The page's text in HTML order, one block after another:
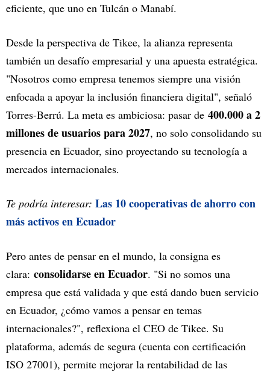
eficiente, que uno en Tulcán o Manabí.
Desde la perspectiva de Tikee, la alianza representa
también un desafío empresarial y una apuesta estratégica.
"Nosotros como empresa tenemos siempre una visión
enfocada a apoyar la inclusión financiera digital", señaló
Torres-Berrú. La meta es ambiciosa: pasar de 400.000 a 2
millones de usuarios para 2027, no solo consolidando su
presencia en Ecuador, sino proyectando su tecnología a
mercados internacionales.
Te podría interesar: Las 10 cooperativas de ahorro con
más activos en Ecuador
Pero antes de pensar en el mundo, la consigna es
clara: consolidarse en Ecuador. "Si no somos una
empresa que está validada y que está dando buen servicio
en Ecuador, ¿cómo vamos a pensar en temas
internacionales?", reflexiona el CEO de Tikee. Su
plataforma, además de segura (cuenta con certificación
ISO 27001), permite mejorar la rentabilidad de las